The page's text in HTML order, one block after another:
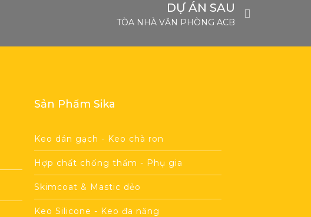
DỰ ÁN SAU
TÒA NHÀ VĂN PHÒNG ACB
Sản Phẩm Sika
Keo dán gạch - Keo chà ron
Hợp chất chống thấm - Phụ gia
Skimcoat & Mastic dẻo
Keo Silicone - Keo đa năng